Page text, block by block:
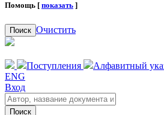
Помощь [ показать ]
Поиск Очистить
Поступления Алфавитный
ENG
Вход
Поиск